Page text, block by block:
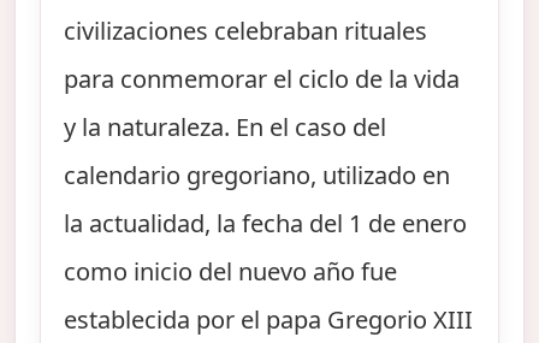
civilizaciones celebraban rituales
para conmemorar el ciclo de la vida
y la naturaleza. En el caso del
calendario gregoriano, utilizado en
la actualidad, la fecha del 1 de enero
como inicio del nuevo año fue
establecida por el papa Gregorio XIII